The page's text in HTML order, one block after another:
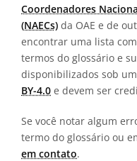
Coordenadores
(NAECs) da OAE e de
encontrar uma lista
termos do glossário e
disponibilizados sob
BY-4.0 e devem ser
Se você notar algum
termo do glossário ou
em contato.